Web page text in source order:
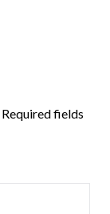
Required fields